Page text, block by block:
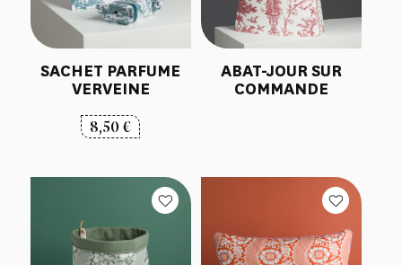
SACHET PARFUME
VERVEINE
8,50€
ABAT-JOUR SUR
COMMANDE